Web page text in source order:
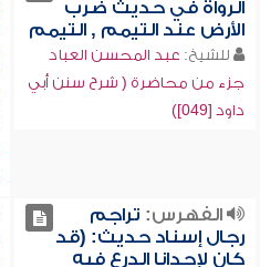
الرواة في حديث ضرب
الأرض عند التيمم , التيمم
للشيخ: عبد المحسن العباد
جزء من محاضرة ( شرح سنن أبي
داود [049])
الفهرس: تراجم
رجال إسناد حديث: (قد
كان لإحدانا الدرع فيه